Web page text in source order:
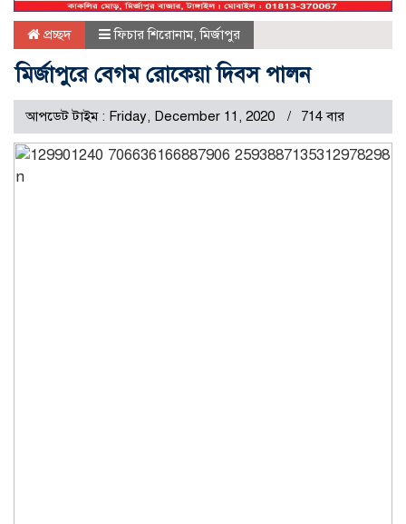
প্রচ্ছদ ফিচার শিরোনাম,মির্জাপুর
মির্জাপুরে বেগম রোকেয়া দিবস পালন
আপডেট টাইম : Friday, December 11, 2020 714 বার